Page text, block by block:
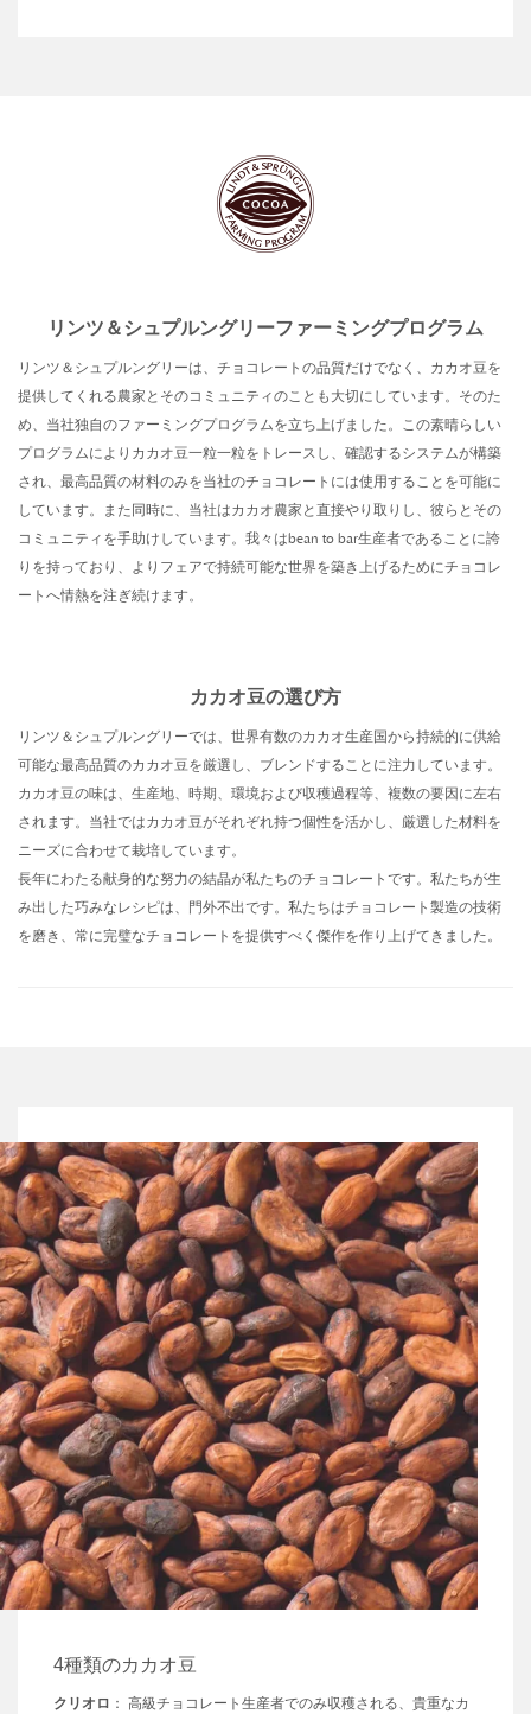
リンツ＆シュプルングリーファーミングプログラム
リンツ＆シュプルングリーは、チョコレートの品質だけでなく、カカオ豆を
提供してくれる農家とそのコミュニティのことも大切にしています。そのた
め、当社独自のファーミングプログラムを立ち上げました。この素晴らしい
プログラムによりカカオ豆一粒一粒をトレースし、確認するシステムが構築
され、最高品質の材料のみを当社のチョコレートには使用することを可能に
しています。また同時に、当社はカカオ農家と直接やり取りし、彼らとその
コミュニティを手助けしています。我々はbean to bar生産者であることに誇
りを持っており、よりフェアで持続可能な世界を築き上げるためにチョコレ
ートへ情熱を注ぎ続けます。
カカオ豆の選び方
リンツ＆シュプルングリーでは、世界有数のカカオ生産国から持続的に供給
可能な最高品質のカカオ豆を厳選し、ブレンドすることに注力しています。
カカオ豆の味は、生産地、時期、環境および収穫過程等、複数の要因に左右
されます。当社ではカカオ豆がそれぞれ持つ個性を活かし、厳選した材料を
ニーズに合わせて栽培しています。
長年にわたる献身的な努力の結晶が私たちのチョコレートです。私たちが生
み出した巧みなレシピは、門外不出です。私たちはチョコレート製造の技術
を磨き、常に完璧なチョコレートを提供すべく傑作を作り上げてきました。
4種類のカカオ豆
クリオロ ： 高級チョコレート生産者でのみ収穫される、貴重なカ